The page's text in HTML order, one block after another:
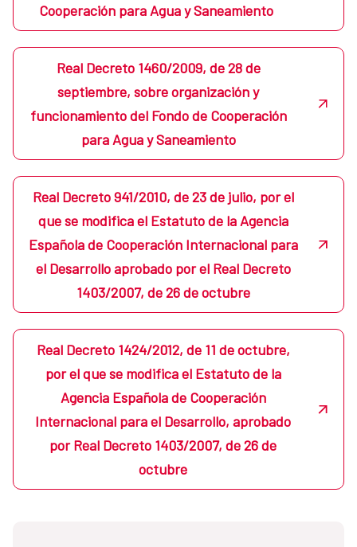
Cooperación para Agua y Saneamiento
Real Decreto 1460/2009, de 28 de
septiembre, sobre organización y
funcionamiento del Fondo de Cooperación
para Agua y Saneamiento
Real Decreto 941/2010, de 23 de julio, por el
que se modifica el Estatuto de la Agencia
Española de Cooperación Internacional para
el Desarrollo aprobado por el Real Decreto
1403/2007, de 26 de octubre
Real Decreto 1424/2012, de 11 de octubre,
por el que se modifica el Estatuto de la
Agencia Española de Cooperación
Internacional para el Desarrollo, aprobado
por Real Decreto 1403/2007, de 26 de
octubre